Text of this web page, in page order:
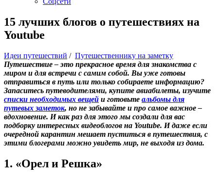
15 лучших блогов о путешествиях на
Youtube
Идеи путешествий / Путешественнику на заметку
Путешествие – это прекрасное время для знакомства с
миром и для встречи с самим собой. Вы уже готовы
отправиться в путь или только собираете информацию?
Запаситесь путеводителями, купите авиабилеты, изучите
списки необходимых вещей и готовьте альбомы для
путевых заметок, но не забывайте и про самое важное –
вдохновение. И как раз для этого мы создали для вас
подборку интересных видеоблогов на Youtube. И даже если
очередной карантин мешает пуститься в путешествия, с
этими блогерами можно увидеть мир, не выходя из дома.
1. «Орел и Решка»